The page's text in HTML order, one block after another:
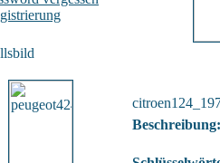
Beschreibung: